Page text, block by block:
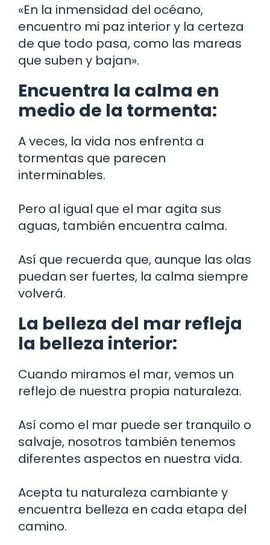
«En la inmensidad del océano,
encuentro mi paz interior y la certeza
de que todo pasa, como las mareas
que suben y bajan».
Encuentra la calma en
medio de la tormenta:
A veces, la vida nos enfrenta a
tormentas que parecen
interminables.
Pero al igual que el mar agita sus
aguas, también encuentra calma.
Así que recuerda que, aunque las olas
puedan ser fuertes, la calma siempre
volverá.
La belleza del mar refleja
la belleza interior:
Cuando miramos el mar, vemos un
reflejo de nuestra propia naturaleza.
Así como el mar puede ser tranquilo o
salvaje, nosotros también tenemos
diferentes aspectos en nuestra vida.
Acepta tu naturaleza cambiante y
encuentra belleza en cada etapa del
camino.